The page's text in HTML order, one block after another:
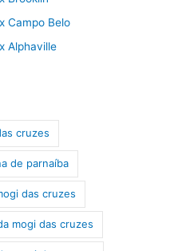
Campo Belo
Alphaville
cruzes
de parnaíba
das cruzes
mogi das cruzes